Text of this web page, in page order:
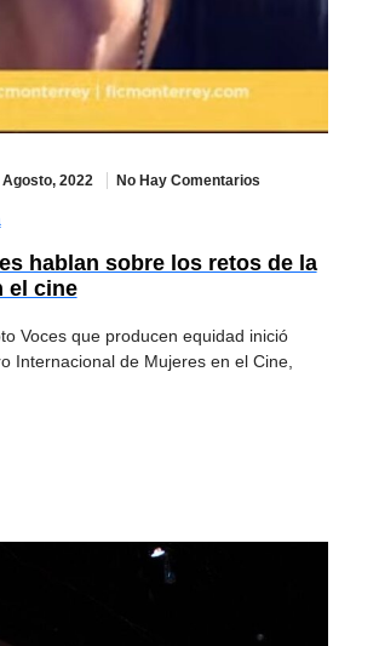
Agosto, 2022 No Hay Comentarios
hablan sobre los retos de la
el cine
Voces que producen equidad inició
Internacional de Mujeres en el Cine,